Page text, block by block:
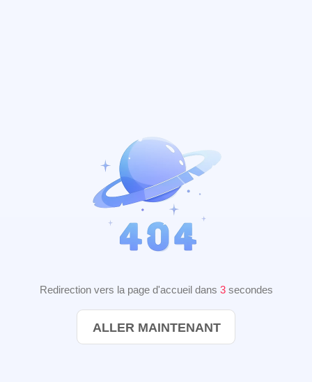
Redirection vers la page d'accueil dans 3secondes
ALLER MAINTENANT